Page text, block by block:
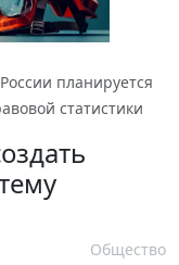
планируется
статистики
Общество